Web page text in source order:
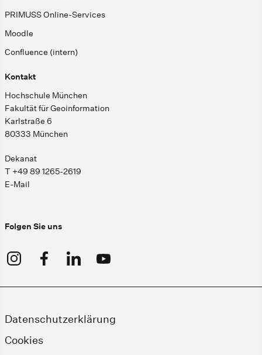
PRIMUSS Online-Services
Moodle
Confluence (intern)
Kontakt
Hochschule München
Fakultät für Geoinformation
Karlstraße 6
80333 München
Dekanat
T +49 89 1265-2619
E-Mail
Folgen Sie uns
Datenschutzerklärung
Cookies